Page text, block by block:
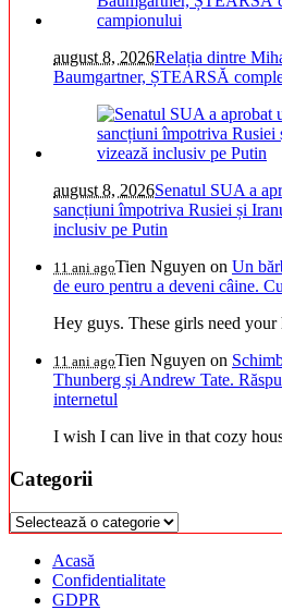
august 8, 2026Relația dintre
Baumgartner, ȘTEARSĂ
august 8, 2026Senatul SUA a
sancțiuni împotriva Rusiei și
inclusiv pe Putin
11 ani agoTien Nguyen on Un
de euro pentru a deveni câine.
Hey guys. These girls need
11 ani agoTien Nguyen on
Thunberg și Andrew Tate.
internetul
I wish I can live in that cozy
Categorii
Categorii
Acasă
Confidentialitate
GDPR